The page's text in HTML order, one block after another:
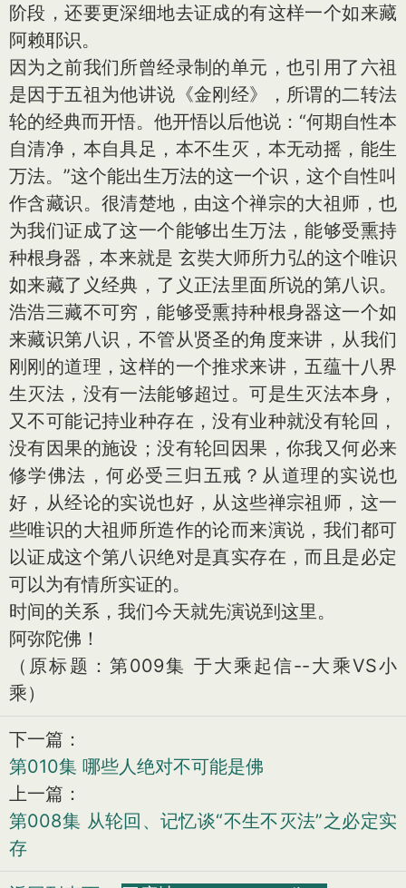
阶段，还要更深细地去证成的有这样一个如来藏
阿赖耶识。
因为之前我们所曾经录制的单元，也引用了六祖
是因于五祖为他讲说《金刚经》，所谓的二转法
轮的经典而开悟。他开悟以后他说：“何期自性本
自清净，本自具足，本不生灭，本无动摇，能生
万法。”这个能出生万法的这一个识，这个自性叫
作含藏识。很清楚地，由这个禅宗的大祖师，也
为我们证成了这一个能够出生万法，能够受熏持
种根身器，本来就是 玄奘大师所力弘的这个唯识
如来藏了义经典，了义正法里面所说的第八识。
浩浩三藏不可穷，能够受熏持种根身器这一个如
来藏识第八识，不管从贤圣的角度来讲，从我们
刚刚的道理，这样的一个推求来讲，五蕴十八界
生灭法，没有一法能够超过。可是生灭法本身，
又不可能记持业种存在，没有业种就没有轮回，
没有因果的施设；没有轮回因果，你我又何必来
修学佛法，何必受三归五戒？从道理的实说也
好，从经论的实说也好，从这些禅宗祖师，这一
些唯识的大祖师所造作的论而来演说，我们都可
以证成这个第八识绝对是真实存在，而且是必定
可以为有情所实证的。
时间的关系，我们今天就先演说到这里。
阿弥陀佛！
（原标题：第009集 于大乘起信--大乘VS小
乘）
下一篇：
第010集 哪些人绝对不可能是佛
上一篇：
第008集 从轮回、记忆谈“不生不灭法”之必定实
存